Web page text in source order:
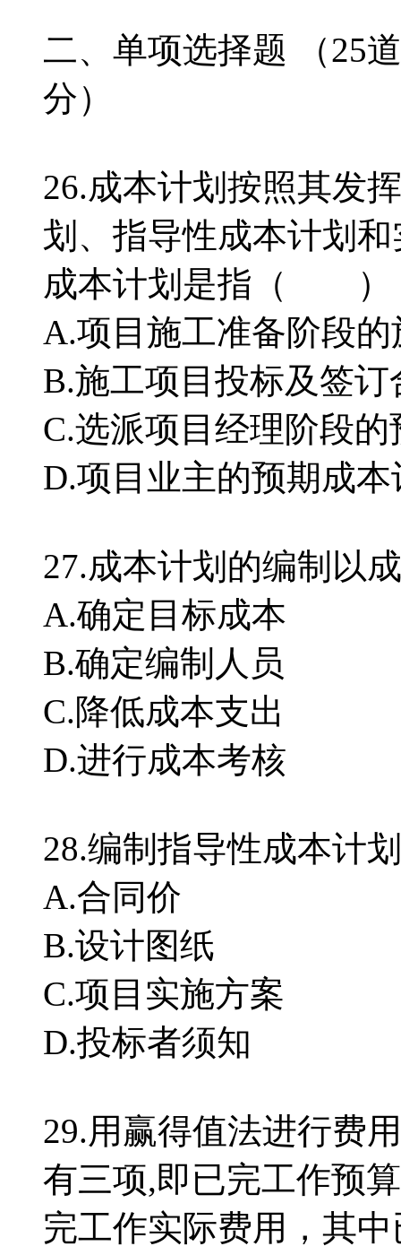
二、单项选择题 （25
分）
26.成本计划按照其发
划、指导性成本计划
成本计划是指（ ）
A.项目施工准备阶段
B.施工项目投标及签
C.选派项目经理阶段
D.项目业主的预期成本
27.成本计划的编制
A.确定目标成本
B.确定编制人员
C.降低成本支出
D.进行成本考核
28.编制指导性成本
A.合同价
B.设计图纸
C.项目实施方案
D.投标者须知
29.用赢得值法进行费
有三项,即已完工作预
完工作实际费用，其